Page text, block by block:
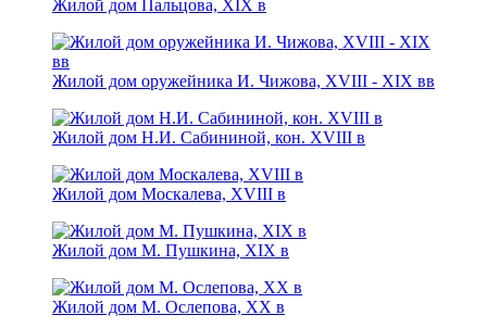
Жилой дом Пальцова, XIX в
Жилой дом оружейника И. Чижова, XVIII - ХIХ вв
Жилой дом Н.И. Сабининой, кон. XVIII в
Жилой дом Москалева, XVIII в
Жилой дом М. Пушкина, XIX в
Жилой дом М. Ослепова, ХХ в